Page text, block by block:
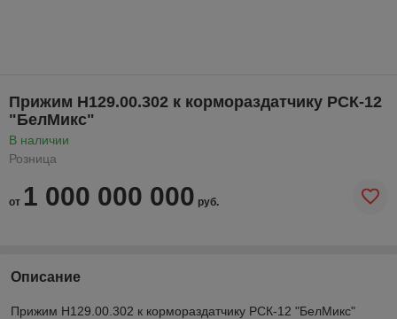
Прижим Н129.00.302 к кормораздатчику РСК-12
"БелМикс"
В наличии
Розница
от 1 000 000 000 руб.
Описание
Прижим Н129.00.302 к кормораздатчику РСК-12 "БелМикс"